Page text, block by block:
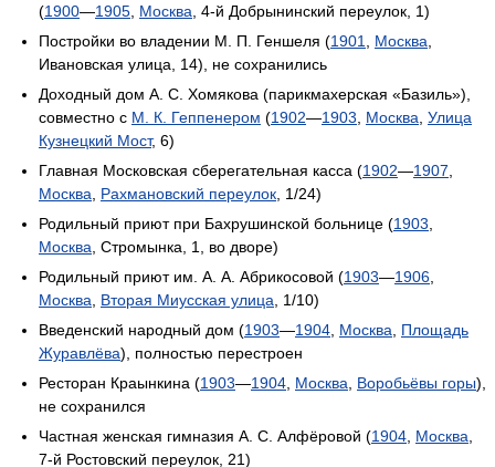
(1900—1905 Москва , 4-й Добрынинский переулок, 1)
Постройки во владении М. П. Геншеля (1901 Москва
Ивановская улица, 14), не сохранились
Доходный дом А. С. Хомякова (парикмахерская «Базиль»),
совместно с М. К. Геппенером (1902—1903 Москва Улица
Кузнецкий Мост, 6)
Главная Московская сберегательная касса (1902—1907
Москва
Рахмановский переулок , 1/24)
Родильный приют при Бахрушинской больнице (1903
Москва , Стромынка, 1, во дворе)
Родильный приют им. А. А. Абрикосовой (1903—1906
Москва
Вторая Миусская улица , 1/10)
Введенский народный дом (1903—1904 Москва
Площадь
Журавлёва), полностью перестроен
Ресторан Краынкина (1903—1904 Москва Воробьёвы горы),
не сохранился
Частная женская гимназия А. С. Алфёровой (1904 Москва
7-й Ростовский переулок, 21)